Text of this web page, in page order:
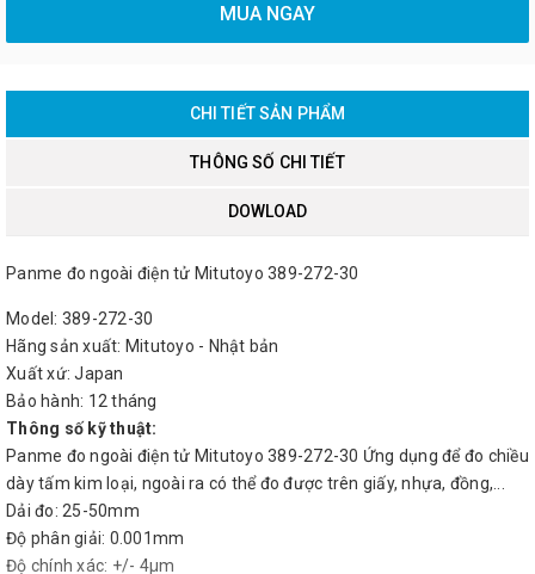
MUA NGAY
CHI TIẾT SẢN PHẨM
THÔNG SỐ CHI TIẾT
DOWLOAD
Panme đo ngoài điện tử Mitutoyo 389-272-30
Model: 389-272-30
Hãng sản xuất: Mitutoyo - Nhật bản
Xuất xứ: Japan
Bảo hành: 12 tháng
Thông số kỹ thuật:
Panme đo ngoài điện tử Mitutoyo 389-272-30 Ứng dụng để đo chiều
dày tấm kim loại, ngoài ra có thể đo được trên giấy, nhựa, đồng,...
Dải đo: 25-50mm
Độ phân giải: 0.001mm
Độ chính xác: +/- 4µm